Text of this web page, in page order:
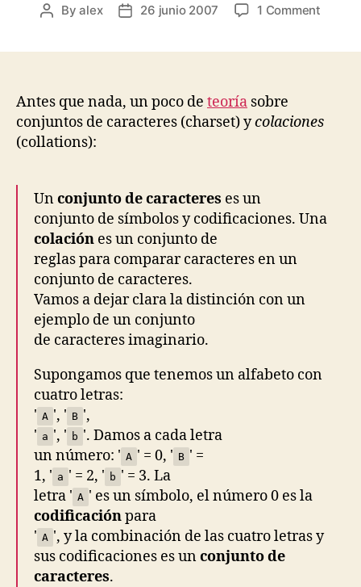
PostByalex
Post26 junio 2007 1 Commenton
Antes que nada, un poco de teoría sobre
conjuntos de caracteres (charset) ycolaciones
(collations):
Unconjunto de caracteres es un
conjunto de símbolos y codificaciones. Una
colación es un conjunto de
reglas para comparar caracteres en un
conjunto de caracteres.
Vamos a dejar clara la distinción con un
ejemplo de un conjunto
de caracteres imaginario.
Supongamos que tenemos un alfabeto con
cuatro letras:
' A ', ' B ',
' a ', ' b '. Damos a cada letra
un número: ' A ' = 0, ' B ' =
1, ' a ' = 2, ' b ' = 3. La
letra ' A ' es un símbolo, el número 0 es la
codificaciónpara
' A ', y la combinación de las cuatro letras y
sus codificaciones es unconjunto de
caracteres.